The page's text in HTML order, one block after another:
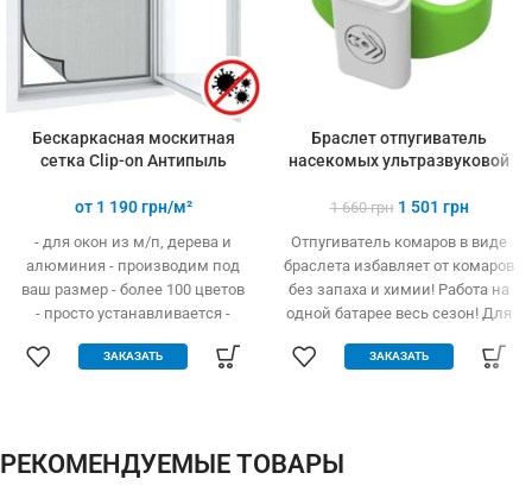
Бескаркасная москитная
сетка Clip-on Антипыль
от 1 190грн/м²
- для окон из м/п, дерева и
алюминия - производим под
ваш размер - более 100 цветов
- просто устанавливается -
дешевле аналогов при явных
размеры: треугольник,
трапеция - проста в установке
ЗАКАЗАТЬ
Браслет отпугиватель
насекомых ультразвуковой
1 660грн 1 501 грн
Отпугиватель комаров в виде
браслета избавляет от комаров
без запаха и химии! Работа на
одной батарее весь сезон! Для
ЗАКАЗАТЬ
РЕКОМЕНДУЕМЫЕ ТОВАРЫ